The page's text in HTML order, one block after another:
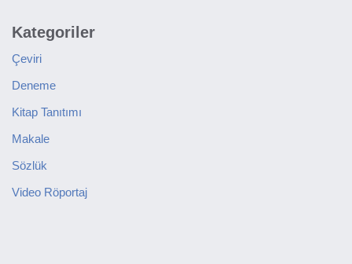
Kategoriler
Çeviri
Deneme
Kitap Tanıtımı
Makale
Sözlük
Video Röportaj